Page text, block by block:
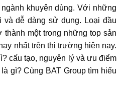
khuyên dùng. Với những
dễ dàng sử dụng. Loại đầu
thành một trong những top sản
nhất trên thị trường hiện nay.
cấu tạo, nguyên lý và ưu điểm
gì? Cùng BAT Group tìm hiểu